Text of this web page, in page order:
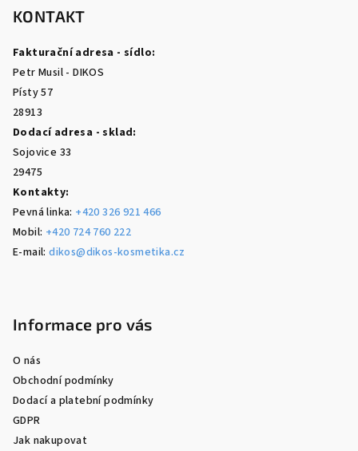
KONTAKT
Fakturační adresa - sídlo:
Petr Musil - DIKOS
Písty 57
28913
Dodací adresa - sklad:
Sojovice 33
29475
Kontakty:
Pevná linka: +420 326 921 466
Mobil: +420 724 760 222
E-mail:dikos@dikos-kosmetika.cz
Informace pro vás
O nás
Obchodní podmínky
Dodací a platební podmínky
GDPR
Jak nakupovat